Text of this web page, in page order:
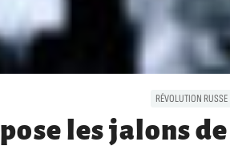
RÉVOLUTION RUSSE
les jalons de